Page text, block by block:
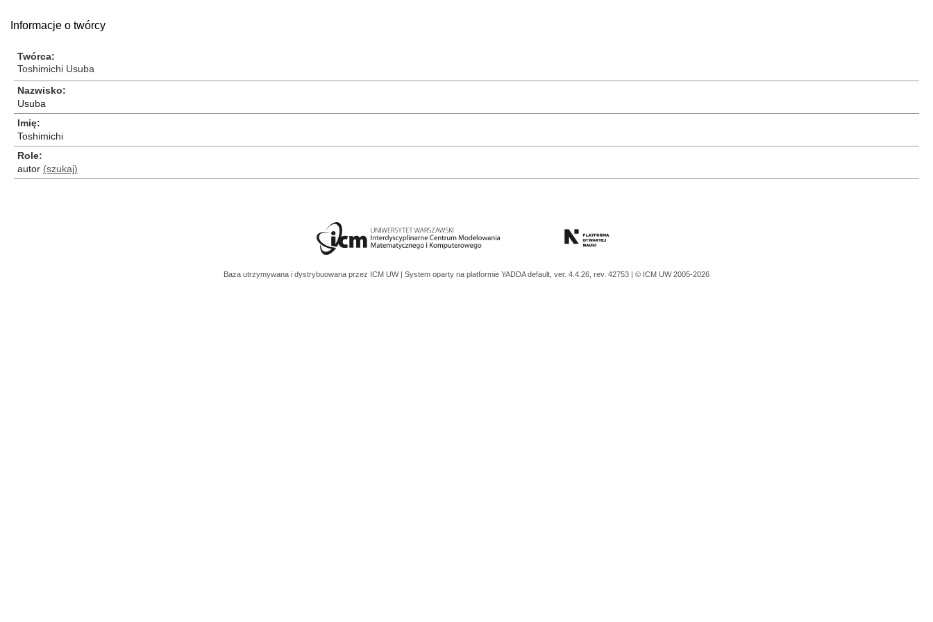
Informacje o twórcy
Twórca
Toshimichi Usuba
Nazwisko
Usuba
Imię
Toshimichi
Role
autor (szukaj)
Baza utrzymywana i dystrybuowana przez ICM UW | System oparty na platformie YADDAdefault, ver. 4.4.26, rev. 42753 | © ICM UW 2005-2026